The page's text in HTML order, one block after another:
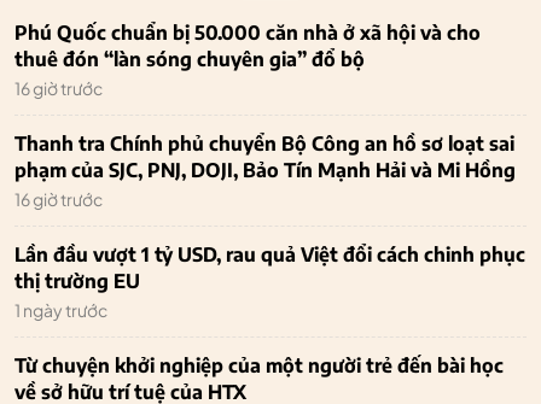
Phú Quốc chuẩn bị 50.000 căn nhà ở xã hội và cho
thuê đón “làn sóng chuyên gia” đổ bộ
16 giờ trước
Thanh tra Chính phủ chuyển Bộ Công an hồ sơ loạt sai
phạm của SJC, PNJ, DOJI, Bảo Tín Mạnh Hải và Mi Hồng
16 giờ trước
Lần đầu vượt 1 tỷ USD, rau quả Việt đổi cách chinh phục
thị trường EU
1 ngày trước
Từ chuyện khởi nghiệp của một người trẻ đến bài học
về sở hữu trí tuệ của HTX